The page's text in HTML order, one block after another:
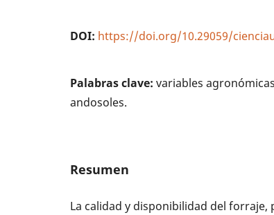
DOI: https://doi.org/10.29059/
Palabras clave:variables
andosoles.
Resumen
La calidad y disponibilidad del